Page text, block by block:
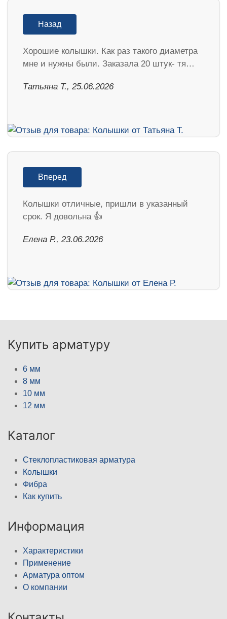
Назад
Хорошие колышки. Как раз такого диаметра
мне и нужны были. Заказала 20 штук- тя…
Татьяна Т., 25.06.2026
Вперед
Колышки отличные, пришли в указанный
срок. Я довольна 👍
Елена Р., 23.06.2026
Купить арматуру
6 мм
8 мм
10 мм
12 мм
Каталог
Стеклопластиковая арматура
Колышки
Фибра
Как купить
Информация
Характеристики
Применение
Арматура оптом
О компании